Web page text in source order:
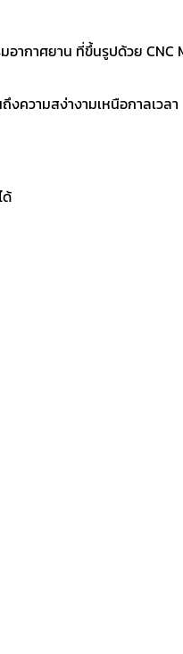
กาศยาน ที่ขึ้นรูปด้วย CNC
ความสง่างามเหนือกาลเวลา
ด้